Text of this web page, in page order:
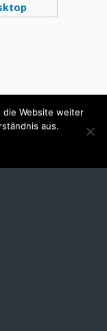
die Website weiter
aus.